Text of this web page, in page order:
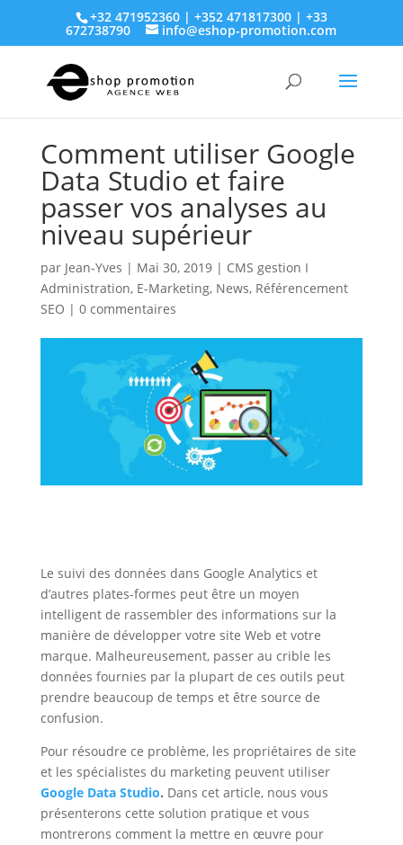
+32 471952360 | +352 471817300 | +33
672738790 info@eshop-promotion.com
Comment utiliser Google
Data Studio et faire
passer vos analyses au
niveau supérieur
par Jean-Yves | Mai 30, 2019| CMS gestion I
Administration, E-Marketing, News, Référencement
SEO | 0 commentaires
Le suivi des données dans Google Analytics et
d’autres plates-formes peut être un moyen
intelligent de rassembler des informations sur la
manière de développer votre site Web et votre
marque. Malheureusement, passer au crible les
données fournies par la plupart de ces outils peut
prendre beaucoup de temps et être source de
confusion.
Pour résoudre ce problème, les propriétaires de site
et les spécialistes du marketing peuvent utiliser
Google Data Studio. Dans cet article, nous vous
présenterons cette solution pratique et vous
montrerons comment la mettre en œuvre pour